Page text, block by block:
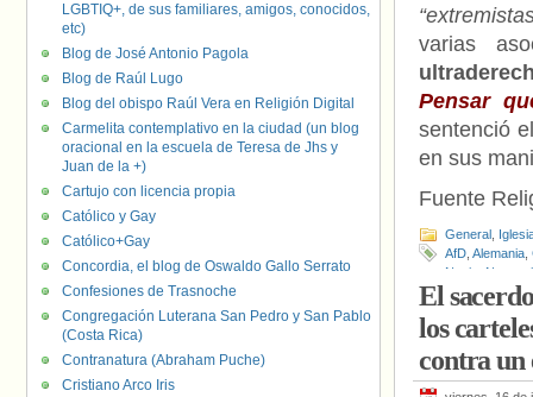
varias
Pensar
sentenció
en sus
Fuente
General
AfD Alemania
Nazis
El
los
contra un
LGBTIQ+, de sus familiares, amigos, conocidos,
etc)
Blog de José Antonio Pagola
Blog de Raúl Lugo
Blog del obispo Raúl Vera en Religión Digital
Carmelita contemplativo en la ciudad (un blog
oracional en la escuela de Teresa de Jhs y
Juan de la +)
Cartujo con licencia propia
Católico y Gay
Católico+Gay
Concordia, el blog de Oswaldo Gallo Serrato
Confesiones de Trasnoche
Congregación Luterana San Pedro y San Pablo
(Costa Rica)
Contranatura (Abraham Puche)
Cristiano Arco Iris